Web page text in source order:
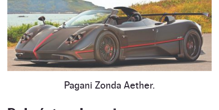
Pagani Zonda Aether.